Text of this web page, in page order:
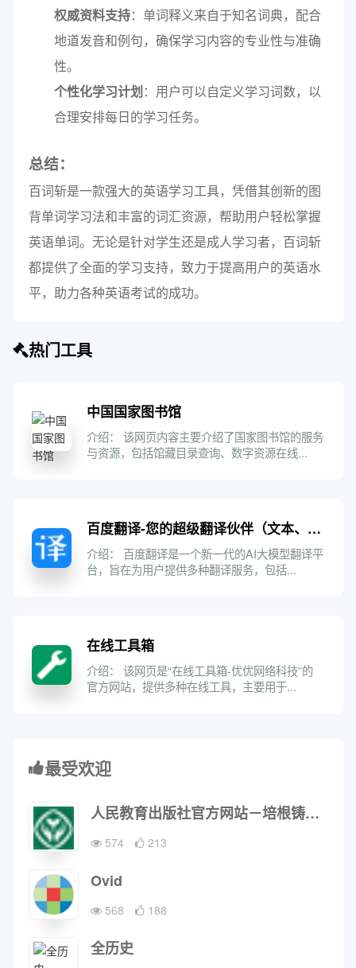
权威资料支持：单词释义来自于知名词典，配合
地道发音和例句，确保学习内容的专业性与准确
性。
个性化学习计划：用户可以自定义学习词数，以
合理安排每日的学习任务。
总结：
百词斩是一款强大的英语学习工具，凭借其创新的图
背单词学习法和丰富的词汇资源，帮助用户轻松掌握
英语单词。无论是针对学生还是成人学习者，百词斩
都提供了全面的学习支持，致力于提高用户的英语水
平，助力各种英语考试的成功。
热门工具
中国国家图书馆
介绍： 该网页内容主要介绍了国家图书馆的服务
与资源，包括馆藏目录查询、数字资源在线...
百度翻译-您的超级翻译伙伴（文本、文档翻译）
介绍： 百度翻译是一个新一代的AI大模型翻译平
台，旨在为用户提供多种翻译服务，包括...
在线工具箱
介绍： 该网页是“在线工具箱-优优网络科技”的
官方网站，提供多种在线工具，主要用于...
最受欢迎
人民教育出版社官方网站－培根铸魂 启智增慧
574 213
Ovid
568 188
全历史